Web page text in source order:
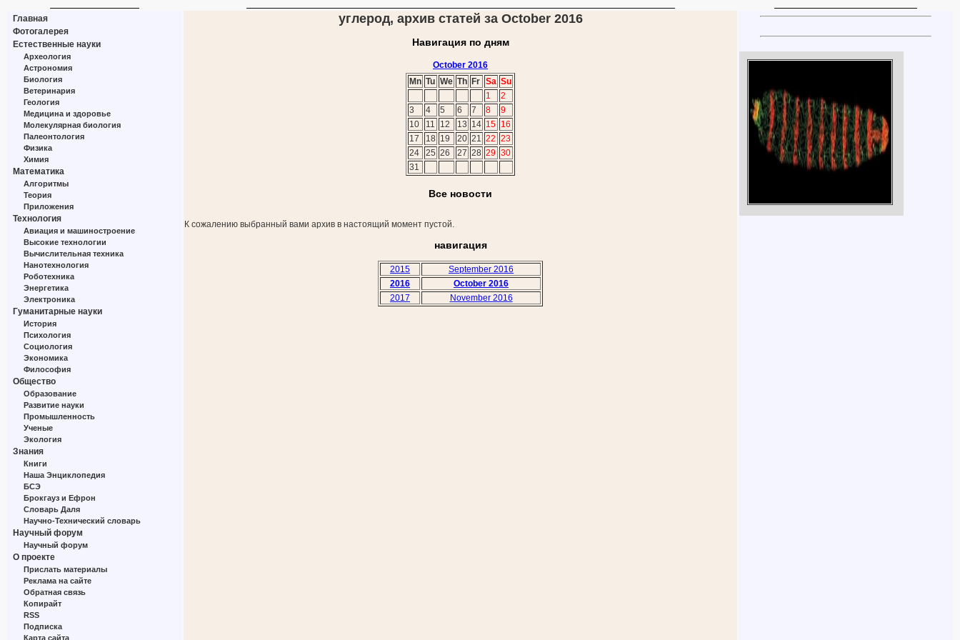
Главная
Фотогалерея
Естественные науки
Археология
Астрономия
Биология
Ветеринария
Геология
Медицина и здоровье
Молекулярная биология
Палеонтология
Физика
Химия
Математика
Алгоритмы
Теория
Приложения
Технология
Авиация и машиностроение
Высокие технологии
Вычислительная техника
Нанотехнология
Роботехника
Энергетика
Электроника
Гуманитарные науки
История
Психология
Социология
Экономика
Философия
Общество
Образование
Развитие науки
Промышленность
Ученые
Экология
Знания
Книги
Наша Энциклопедия
БСЭ
Брокгауз и Ефрон
Словарь Даля
Научно-Технический словарь
Научный форум
Научный форум
О проекте
Прислать материалы
Реклама на сайте
Обратная связь
Копирайт
RSS
Подписка
Карта сайта
углерод, архив статей за October 2016
Навигация по дням
October 2016
Mn Tu We Th Fr Sa Su
1
2
3
4 5 6 7 8
9
10
11 12 13 14 15 16
17
18 19 20 21 22 23
24
25 26 27 28 29 30
31
Все новости
К сожалению выбранный вами архив в настоящий момент пустой.
навигация
2015
September 2016
2016
October 2016
2017
November 2016